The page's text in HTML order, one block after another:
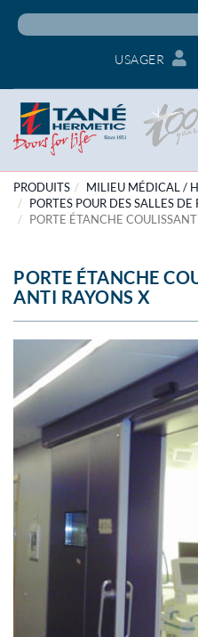
USAGER
PRODUITS
MILIEU MÉDICAL /
PORTES POUR DES SALLES
PORTE ÉTANCHE
PORTE ÉTANCHE
ANTI RAYONS X